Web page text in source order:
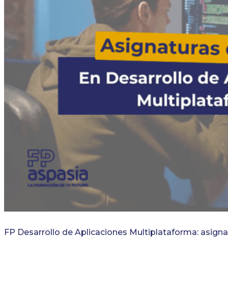
FP Desarrollo de Aplicaciones Multiplataforma: